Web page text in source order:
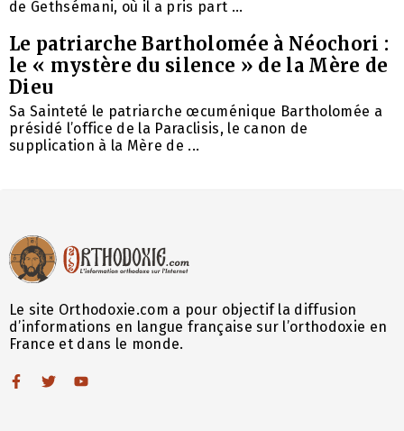
de Gethsémani, où il a pris part ...
Le patriarche Bartholomée à Néochori :
le « mystère du silence » de la Mère de
Dieu
Sa Sainteté le patriarche œcuménique Bartholomée a
présidé l’office de la Paraclisis, le canon de
supplication à la Mère de ...
Le site Orthodoxie.com a pour objectif la diffusion
d’informations en langue française sur l’orthodoxie en
France et dans le monde.